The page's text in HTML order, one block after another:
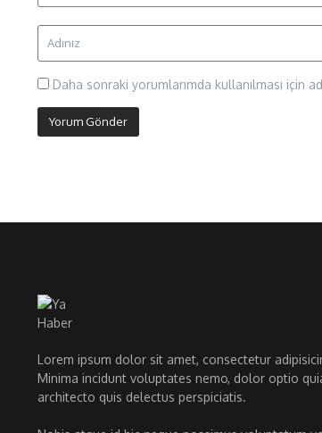
Daha sonraki yorumlarımda kullanılması için
Lorem ipsum dolor sit amet, consectetur
Minima incidunt voluptates nemo, dolor optio
architecto quis delectus perspiciatis.